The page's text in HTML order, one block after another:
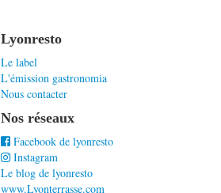
Lyonresto
Le label
L'émission gastronomia
Nous contacter
Nos réseaux
Facebook de lyonresto
Instagram
Le blog de lyonresto
www.Lyonterrasse.com